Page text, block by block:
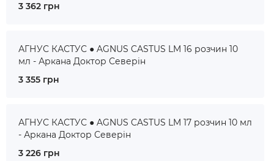
3 362 грн
АГНУС КАСТУС ● AGNUS CASTUS LM 16 розчин 10
мл - Аркана Доктор Северін
3 355 грн
АГНУС КАСТУС ● AGNUS CASTUS LM 17 розчин 10 мл
- Аркана Доктор Северін
3 226 грн